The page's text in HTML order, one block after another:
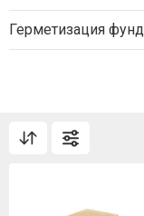
Герметизация